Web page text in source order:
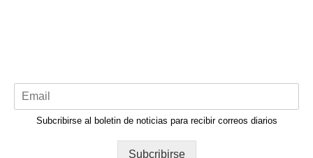
Subcribirse al boletin de noticias para recibir correos diarios
Subcribirse